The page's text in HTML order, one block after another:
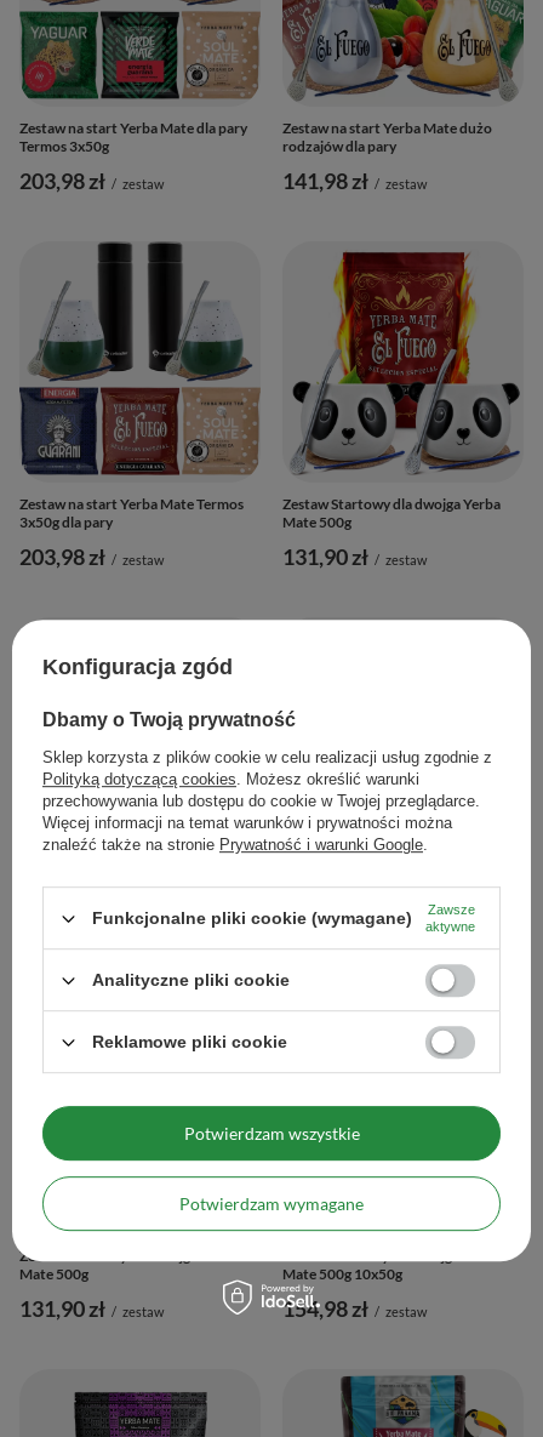
Zestaw na start Yerba Mate dla pary
Termos 3x50g
203,98 zł / zestaw
Zestaw na start Yerba Mate dużo
rodzajów dla pary
141,98 zł / zestaw
Zestaw na start Yerba Mate Termos
3x50g dla pary
203,98 zł / zestaw
Zestaw Startowy dla dwojga Yerba
Mate 500g
131,90 zł / zestaw
131,90 zł 136,07 zł zestaw
Zestaw Startowy dla dwojga Yerba
Mate 500g
131,90 zł / zestaw
Mate 500g 10x50g
154,98 zł / zestaw
Konfiguracja zgód
Dbamy o Twoją prywatność
Sklep korzysta z plików cookie w celu realizacji usług zgodnie z
Polityką dotyczącą cookies. Możesz określić warunki
przechowywania lub dostępu do cookie w Twojej przeglądarce.
Więcej informacji na temat warunków i prywatności można
znaleźć także na stronie Prywatność i warunki Google.
Funkcjonalne pliki cookie (wymagane)
Zawsze
aktywne
Analityczne pliki cookie
Reklamowe pliki cookie
Potwierdzam wymagane
Potwierdzam wszystkie